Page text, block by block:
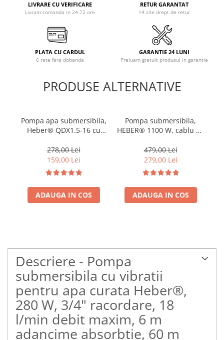
LIVRARE CU VERIFICARE
Livram comanda in 24-72 ore
RETUR GARANTAT
14 zile drept de retur
PLATA CU CARDUL
6 rate fara dobanda
GARANTIE 24 LUNI
Preluam gratuit produsul in garantie
PRODUSE ALTERNATIVE
Pompa apa submersibila,
Heber® QDX1.5-16 cu
1.8m3/h, 1Tol, corp fonta
278,00 Lei
159,00 Lei
ADAUGA IN COS
Pompa submersibila,
HEBER® 1100 W, cablu 15
479,00 Lei
279,00 Lei
ADAUGA IN COS
Descriere - Pompa
submersibila cu vibratii
pentru apa curata Heber®,
280 W, 3/4" racordare, 18
l/min debit maxim, 6 m
adancime absorbtie, 60 m